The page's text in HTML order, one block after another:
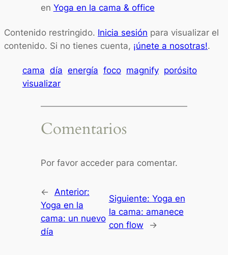
en Yoga en la cama & office
Contenido restringido. Inicia sesión para visualizar el
contenido. Si no tienes cuenta, ¡únete a nosotras!.
cama día energía foco magnify porósito
visualizar
Comentarios
Por favor acceder para comentar.
←
Anterior:
Yoga en la
cama: un nuevo
día
Siguiente: Yoga en
la cama: amanece
con flow
→